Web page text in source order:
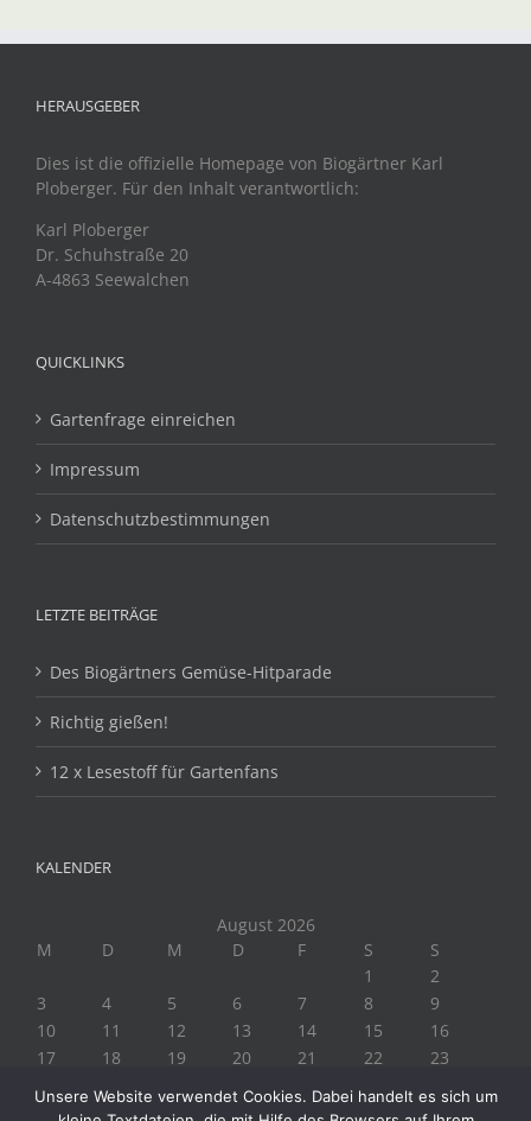
HERAUSGEBER
Dies ist die offizielle Homepage von Biogärtner Karl
Ploberger. Für den Inhalt verantwortlich:
Karl Ploberger
Dr. Schuhstraße 20
A-4863 Seewalchen
QUICKLINKS
Gartenfrage einreichen
Impressum
Datenschutzbestimmungen
LETZTE BEITRÄGE
Des Biogärtners Gemüse-Hitparade
Richtig gießen!
12 x Lesestoff für Gartenfans
KALENDER
August 2026
M
D M D F S
S
1
2
3
4 5 6 7 8
9
10
11 12 13 14 15
16
17
18 19 20 21 22
23
24
25 27 28
Unsere Website verwendet Cookies. Dabei handelt es sich um